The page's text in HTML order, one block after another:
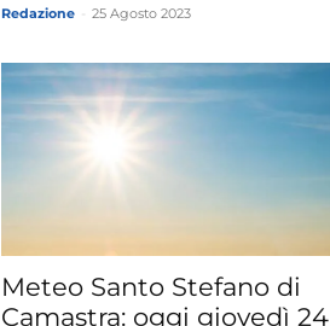
Redazione 25 Agosto 2023
Meteo Santo Stefano di
Camastra: oggi giovedì 24